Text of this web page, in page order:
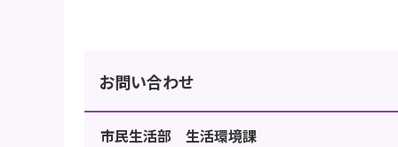
お問い合わせ
市民生活部 生活環境課